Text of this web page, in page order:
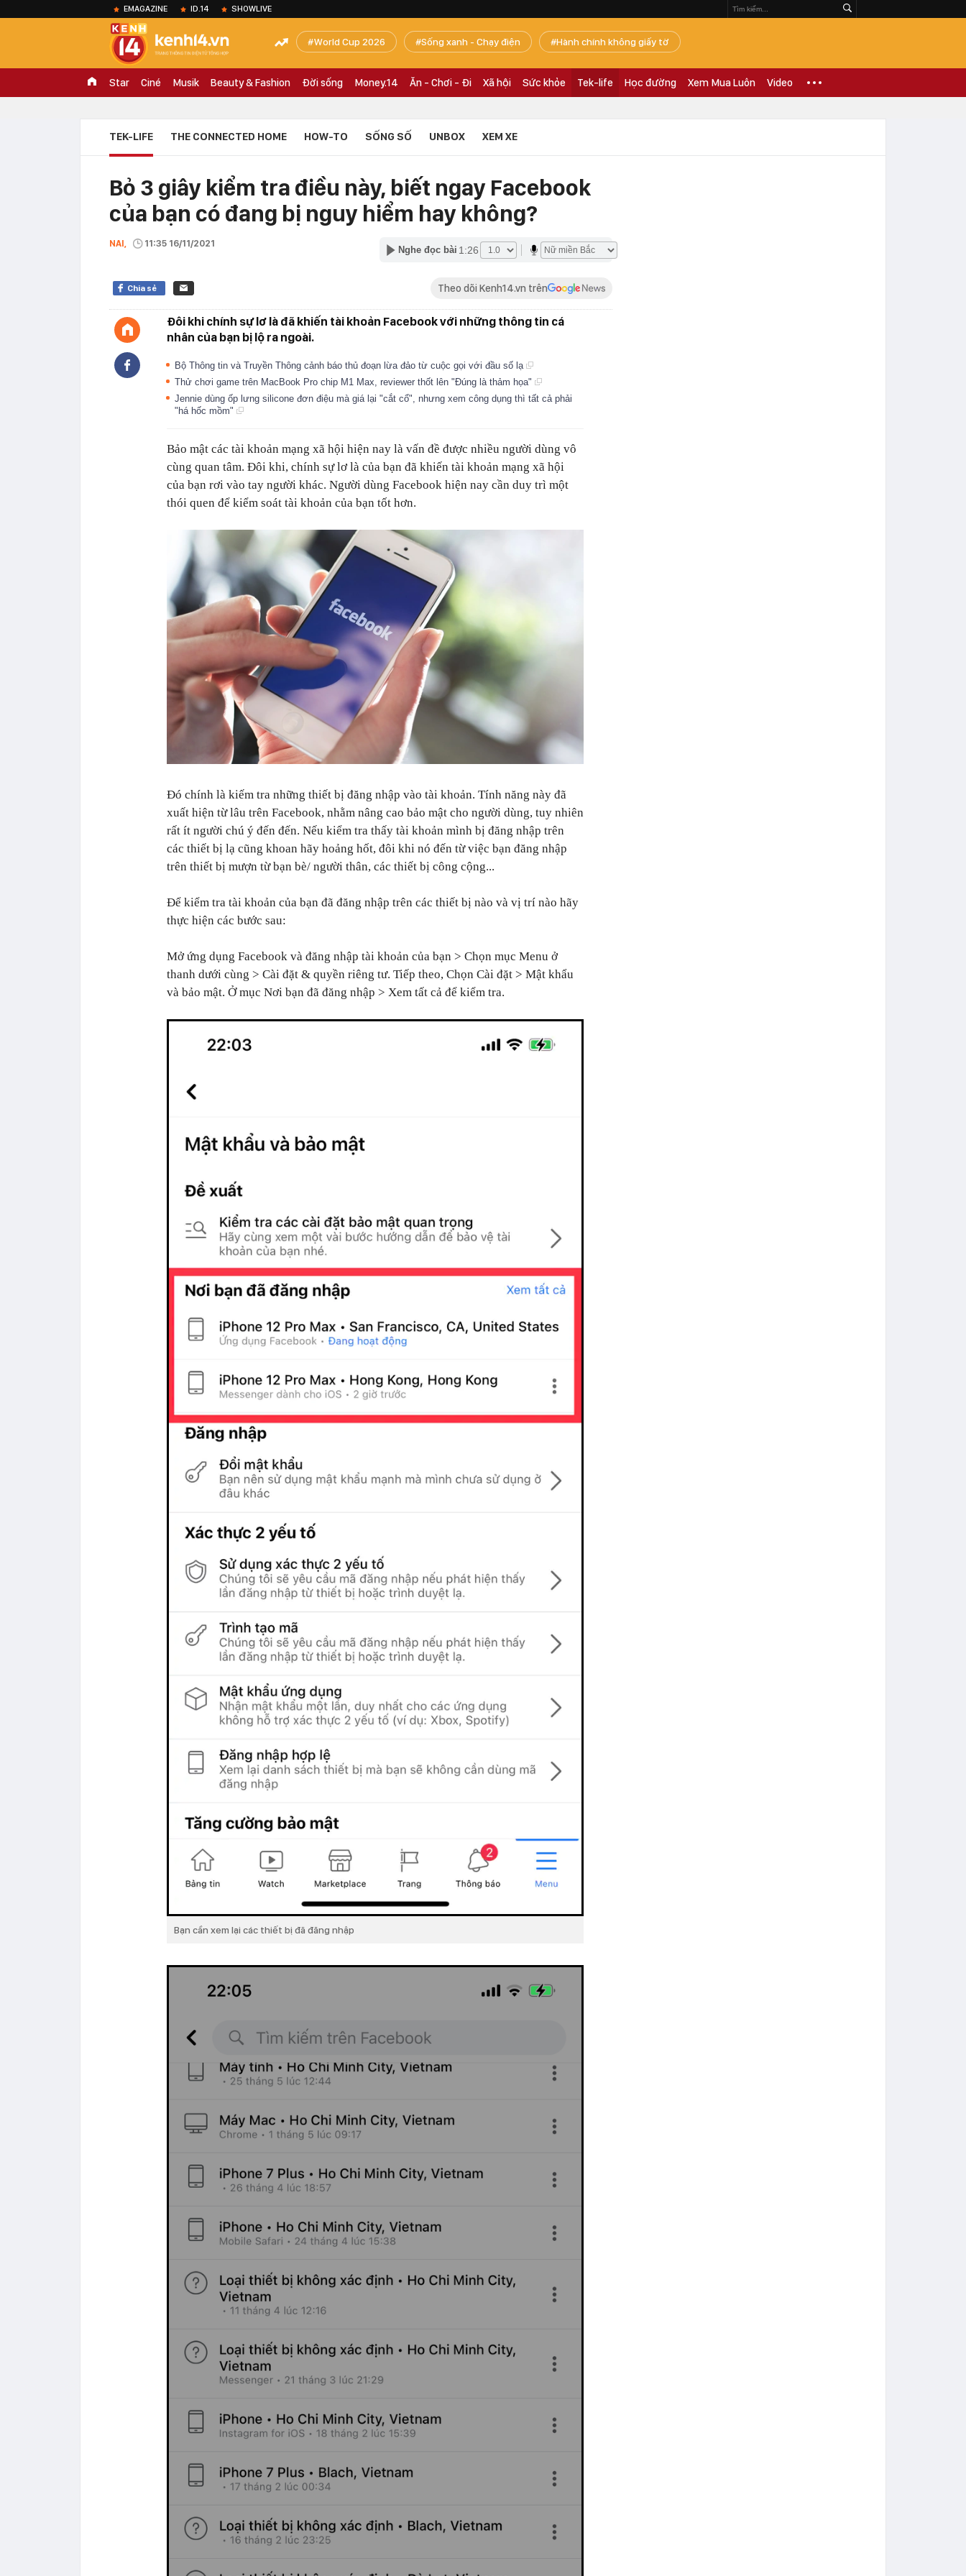
EMAGAZINE ID.14 SHOWLIVE
World Cup 2026 Sống xanh - Chạy điện Hành chính không giấy tờ
Star Ciné Musik Beauty & Fashion Đời sống Money.14 Ăn - Chơi - Đi Xã hội Sức khỏe Tek-life Học đường Xem Mua Luôn Video
TEK-LIFE THE CONNECTED HOME HOW-TO SỐNG SỐ UNBOX XEM XE
Bỏ 3 giây kiểm tra điều này, biết ngay Facebook
của bạn có đang bị nguy hiểm hay không?
NAI, 11:35 16/11/2021
Nghe đọc bài 1:26
Chia sẻ Theo dõi Kenh14.vn trên
Đôi khi chính sự lơ là đã khiến tài khoản Facebook với những thông tin cá
nhân của bạn bị lộ ra ngoài.
Bộ Thông tin và Truyền Thông cảnh báo thủ đoạn lừa đảo từ cuộc gọi với đầu số lạ
Thử chơi game trên MacBook Pro chip M1 Max, reviewer thốt lên "Đúng là thảm họa"
Jennie dùng ốp lưng silicone đơn điệu mà giá lại "cắt cổ", nhưng xem công dụng thì tất cả phải
"há hốc mồm"
Bảo mật các tài khoản mạng xã hội hiện nay là vấn đề được nhiều người dùng vô
cùng quan tâm. Đôi khi, chính sự lơ là của bạn đã khiến tài khoản mạng xã hội
của bạn rơi vào tay người khác. Người dùng Facebook hiện nay cần duy trì một
thói quen để kiểm soát tài khoản của bạn tốt hơn.
Đó chính là kiếm tra những thiết bị đăng nhập vào tài khoản. Tính năng này đã
xuất hiện từ lâu trên Facebook, nhằm nâng cao bảo mật cho người dùng, tuy nhiên
rất ít người chú ý đến đến. Nếu kiểm tra thấy tài khoản mình bị đăng nhập trên
các thiết bị lạ cũng khoan hãy hoảng hốt, đôi khi nó đến từ việc bạn đăng nhập
trên thiết bị mượn từ bạn bè/ người thân, các thiết bị công cộng...
Để kiểm tra tài khoản của bạn đã đăng nhập trên các thiết bị nào và vị trí nào hãy
thực hiện các bước sau:
Mở ứng dụng Facebook và đăng nhập tài khoản của bạn > Chọn mục Menu ở
thanh dưới cùng > Cài đặt & quyền riêng tư. Tiếp theo, Chọn Cài đặt > Mật khẩu
và bảo mật. Ở mục Nơi bạn đã đăng nhập > Xem tất cả để kiểm tra.
Bạn cần xem lại các thiết bị đã đăng nhập